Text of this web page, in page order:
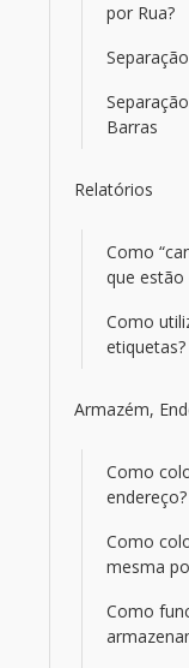
por Rua?
Barras
Relatórios
Como
que estão
Como
etiquetas?
Armazém,
Como
endereço?
Como
mesma
Como